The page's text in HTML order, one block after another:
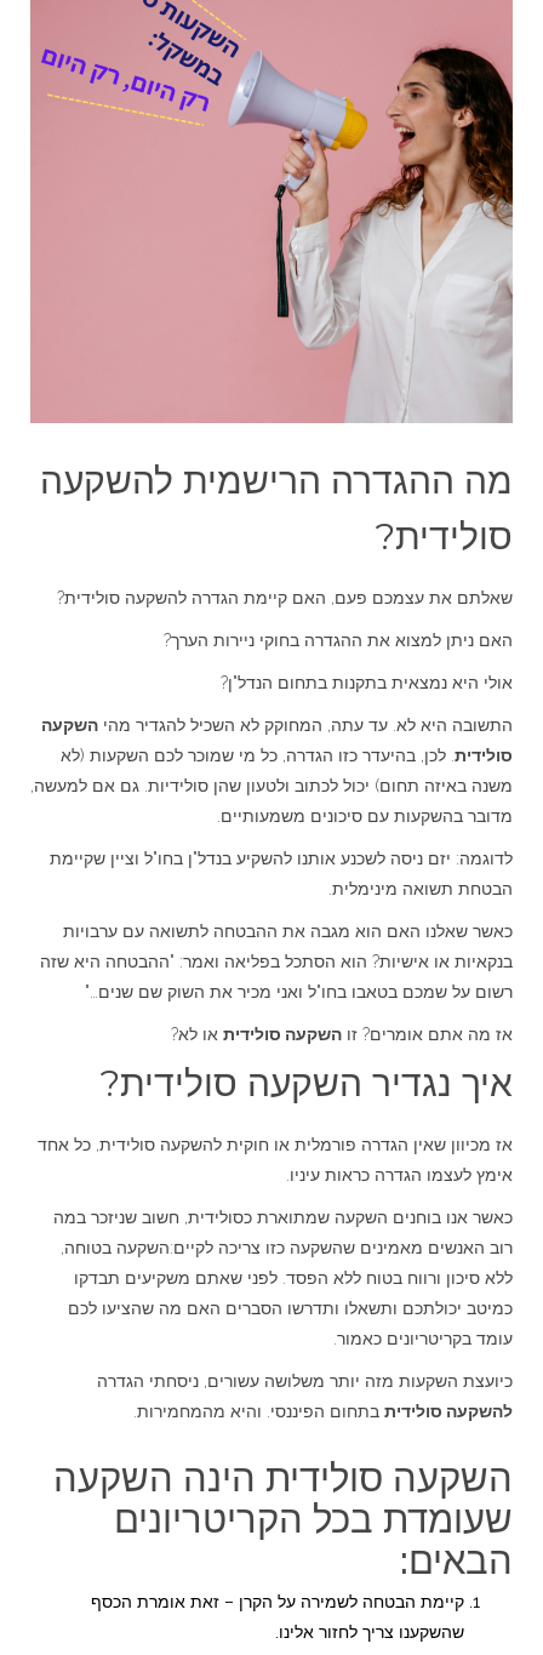
מה ההגדרה הרישמית להשקעה
סולידית?
שאלתם את עצמכם פעם, האם קיימת הגדרה להשקעה סולידית?
האם ניתן למצוא את ההגדרה בחוקי ניירות הערך?
אולי היא נמצאית בתקנות בתחום הנדל"ן?
התשובה היא לא. עד עתה, המחוקק לא השכיל להגדיר מהי השקעה
סולידית . לכן, בהיעדר כזו הגדרה, כל מי שמוכר לכם השקעות (לא
משנה באיזה תחום) יכול לכתוב ולטעון שהן סולידיות. גם אם למעשה,
מדובר בהשקעות עם סיכונים משמעותיים.
לדוגמה: יזם ניסה לשכנע אותנו להשקיע בנדל"ן בחו"ל וציין שקיימת
הבטחת תשואה מינימלית.
כאשר שאלנו האם הוא מגבה את ההבטחה לתשואה עם ערבויות
בנקאיות או אישיות? הוא הסתכל בפליאה ואמר: "ההבטחה היא שזה
רשום על שמכם בטאבו בחו"ל ואני מכיר את השוק שם שנים…"
אז מה אתם אומרים? זו השקעה סולידית או לא?
איך נגדיר השקעה סולידית?
אז מכיוון שאין הגדרה פורמלית או חוקית להשקעה סולידית, כל אחד
אימץ לעצמו הגדרה כראות עיניו.
כאשר אנו בוחנים השקעה שמתוארת כסולידית, חשוב שניזכר במה
רוב האנשים מאמינים שהשקעה כזו צריכה לקיים:השקעה בטוחה,
ללא סיכון ורווח בטוח ללא הפסד. לפני שאתם משקיעים תבדקו
כמיטב יכולתכם ותשאלו ותדרשו הסברים האם מה שהציעו לכם
עומד בקריטריונים כאמור.
כיועצת השקעות מזה יותר משלושה עשורים, ניסחתי הגדרה
להשקעה סולידית בתחום הפיננסי. והיא מהמחמירות.
השקעה סולידית הינה השקעה
שעומדת בכל הקריטריונים
הבאים:
קיימת הבטחה לשמירה על הקרן – זאת אומרת הכסף
שהשקענו צריך לחזור אלינו.